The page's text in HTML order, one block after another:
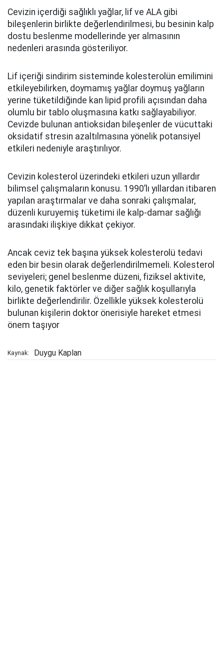
Cevizin içerdiği sağlıklı yağlar, lif ve ALA gibi
bileşenlerin birlikte değerlendirilmesi, bu besinin kalp
dostu beslenme modellerinde yer almasının
nedenleri arasında gösteriliyor.
Lif içeriği sindirim sisteminde kolesterolün emilimini
etkileyebilirken, doymamış yağlar doymuş yağların
yerine tüketildiğinde kan lipid profili açısından daha
olumlu bir tablo oluşmasına katkı sağlayabiliyor.
Cevizde bulunan antioksidan bileşenler de vücuttaki
oksidatif stresin azaltılmasına yönelik potansiyel
etkileri nedeniyle araştırılıyor.
Cevizin kolesterol üzerindeki etkileri uzun yıllardır
bilimsel çalışmaların konusu. 1990’lı yıllardan itibaren
yapılan araştırmalar ve daha sonraki çalışmalar,
düzenli kuruyemiş tüketimi ile kalp-damar sağlığı
arasındaki ilişkiye dikkat çekiyor.
Ancak ceviz tek başına yüksek kolesterolü tedavi
eden bir besin olarak değerlendirilmemeli. Kolesterol
seviyeleri; genel beslenme düzeni, fiziksel aktivite,
kilo, genetik faktörler ve diğer sağlık koşullarıyla
birlikte değerlendirilir. Özellikle yüksek kolesterolü
bulunan kişilerin doktor önerisiyle hareket etmesi
önem taşıyor
Kaynak: Duygu Kaplan